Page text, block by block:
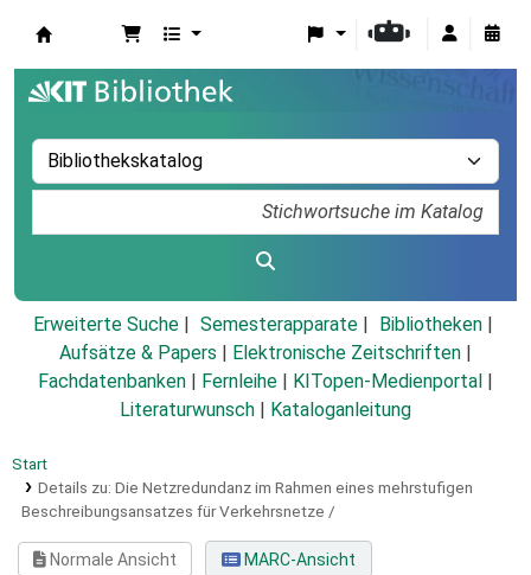
Erweiterte Suche Semesterapparate
Bibliotheken
Aufsätze & Papers
Elektronische Zeitschriften
Fachdatenbanken
Fernleihe KITopen-Medienportal
Literaturwunsch
Kataloganleitung
Start
Details zu: Die Netzredundanz im Rahmen eines mehrstufigen
Beschreibungsansatzes für Verkehrsnetze /
Normale Ansicht
MARC-Ansicht